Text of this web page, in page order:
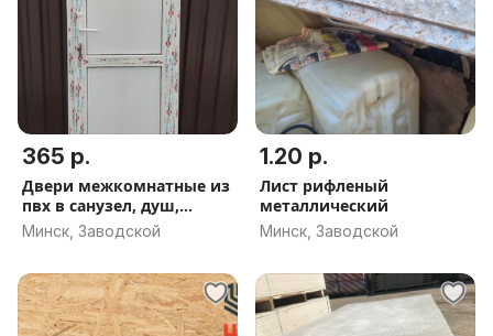
365 р.
Двери межкомнатные из
пвх в санузел, душ,
ванную комнату.
Минск, Заводской
1.20 р.
Лист рифленый
металлический
Минск, Заводской